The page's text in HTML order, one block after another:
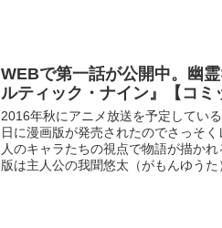
WEBで第一話が公開中。幽
ルティック・ナイン』【コミ
2016年秋にアニメ放送を予定してい
日に漫画版が発売されたのでさっそ
人のキャラたちの視点で物語が描か
版は主人公の我聞悠太（がもんゆうた